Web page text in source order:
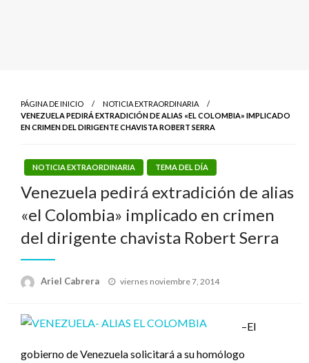
PÁGINA DE INICIO
NOTICIA EXTRAORDINARIA
VENEZUELA PEDIRÁ EXTRADICIÓN DE ALIAS «EL COLOMBIA» IMPLICADO
EN CRIMEN DEL DIRIGENTE CHAVISTA ROBERT SERRA
NOTICIA EXTRAORDINARIA TEMA DEL DÍA
Venezuela pedirá extradición de alias
«el Colombia» implicado en crimen
del dirigente chavista Robert Serra
Ariel Cabrera
Publicado
viernes noviembre 7, 2014
–El
gobierno de Venezuela solicitará a su homólogo